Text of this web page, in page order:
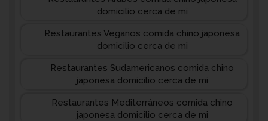
domicilio cerca de mi
Restaurantes Veganos comida chino japonesa
domicilio cerca de mi
Restaurantes Sudamericanos comida chino
japonesa domicilio cerca de mi
Restaurantes Mediterráneos comida chino
japonesa domicilio cerca de mi